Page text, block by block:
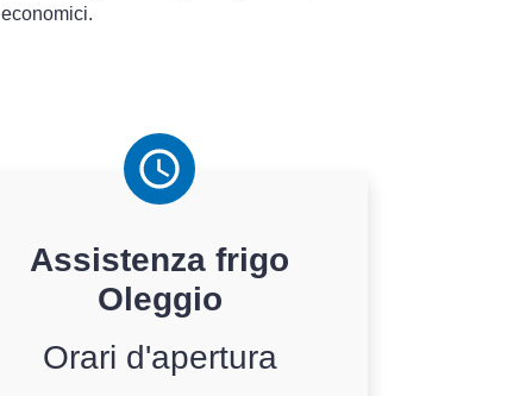
economici.
Assistenza frigo
Oleggio
Orari d'apertura